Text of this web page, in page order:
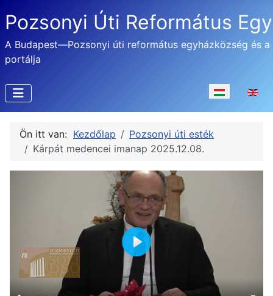
Pozsonyi Úti Református
A Budapest—Pozsonyi úti református egyházközség és a
portálja
Válasszon
Ön itt van: Kezdőlap
Pozsonyi úti esték
Kárpát medencei imanap 2025.12.08.